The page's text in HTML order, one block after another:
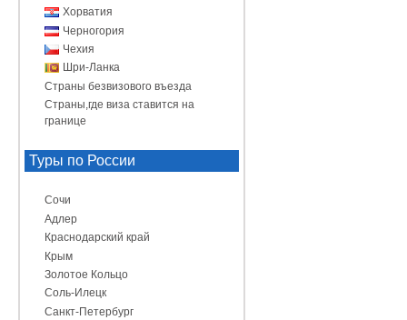
Хорватия
Черногория
Чехия
Шри-Ланка
Страны безвизового въезда
Страны,где виза ставится на
границе
Туры по России
Сочи
Адлер
Краснодарский край
Крым
Золотое Кольцо
Соль-Илецк
Санкт-Петербург